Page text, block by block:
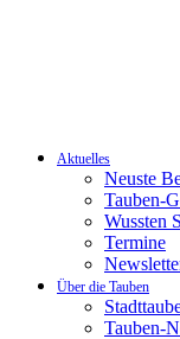
Aktuelles
Neuste
Tauben-
Wussten
Termine
Über die Tauben
Tauben-